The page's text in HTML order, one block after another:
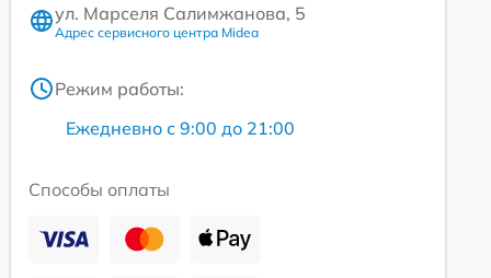
ул. Марселя Салимжанова, 5
Адрес сервисного центра Midea
Режим работы:
Ежедневно с 9:00 до 21:00
Способы оплаты